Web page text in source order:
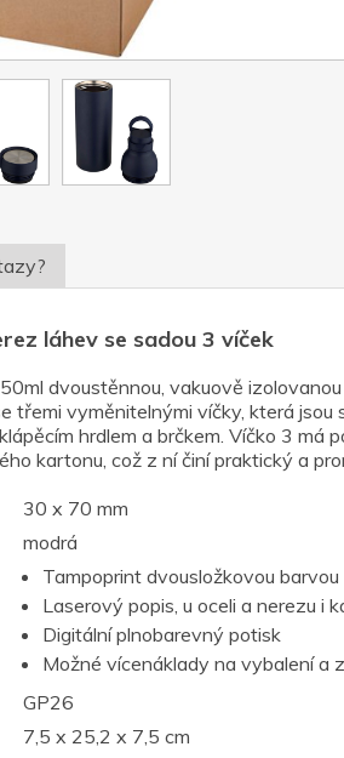
láhev se sadou 3 víček
dvoustěnnou, vakuově
třemi vyměnitelnými víčky, která
hrdlem a brčkem. Víčko 3 má
kartonu, což z ní činí praktický a
30 x 70 mm
modrá
Tampoprint dvousložkovou barvou
Laserový popis, u oceli a nerezu i
Digitální plnobarevný potisk
Možné vícenáklady na vybalení a
GP26
7,5 x 25,2 x 7,5 cm